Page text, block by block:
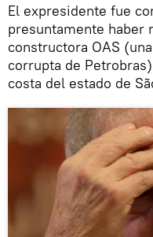
El expresidente fue
presuntamente haber
constructora OAS
corrupta de
costa del estado de